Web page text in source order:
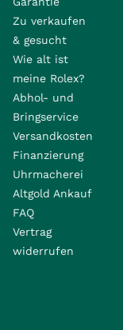
Zu verkaufen
& gesucht
Wie alt ist
meine Rolex?
Abhol- und
Bringservice
Versandkosten
Finanzierung
Uhrmacherei
Altgold Ankauf
FAQ
Vertrag
widerrufen